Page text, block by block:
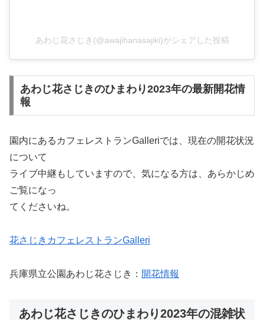
あわじ花さじき(@awajihanasajiki)がシェアした投稿
あわじ花さじきのひまわり2023年の最新開花情
報
園内にあるカフェレストランGalleriでは、現在の開花状況
について
ライブ中継もしていますので、気になる方は、あらかじめ
ご覧になっ
てくださいね。
花さじきカフェレストランGalleri
兵庫県立公園あわじ花さじき： 開花情報
あわじ花さじきのひまわり2023年の混雑状